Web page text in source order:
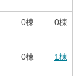
0棟 0棟
0棟 1棟